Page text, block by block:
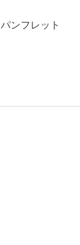
パンフレット